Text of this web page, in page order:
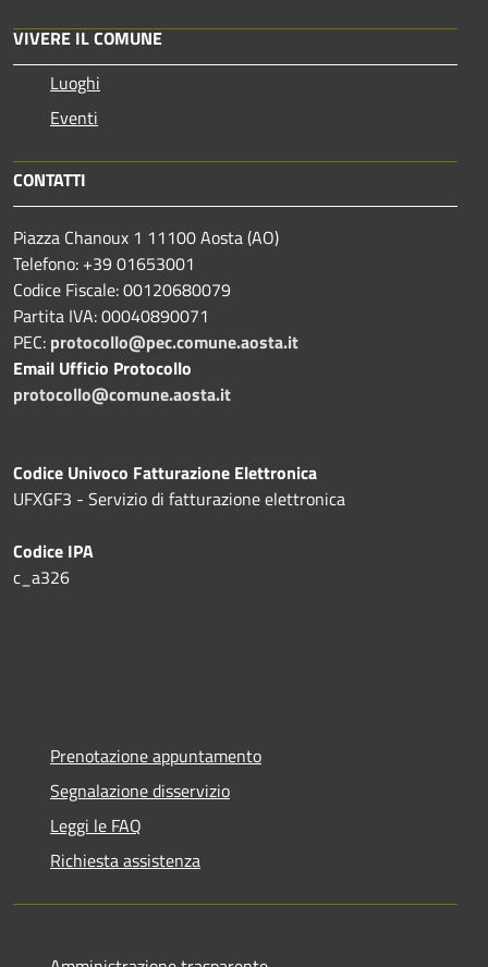
VIVERE IL COMUNE
Luoghi
Eventi
CONTATTI
Piazza Chanoux 1 11100 Aosta (AO)
Telefono: +39 01653001
Codice Fiscale: 00120680079
Partita IVA: 00040890071
PEC: protocollo@pec.comune.aosta.it
Email Ufficio Protocollo
protocollo@comune.aosta.it
Codice Univoco Fatturazione Elettronica
UFXGF3 - Servizio di fatturazione elettronica
Codice IPA
c_a326
Prenotazione appuntamento
Segnalazione disservizio
Leggi le FAQ
Richiesta assistenza